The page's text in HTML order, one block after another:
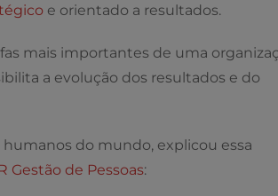
e orientado a resultados.
mais importantes de uma
a evolução dos resultados e do
do mundo, explicou essa
Gestão de Pessoas: